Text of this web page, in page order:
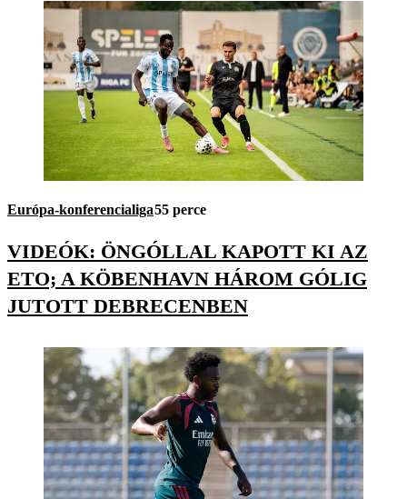
Európa-konferencialiga55 perce
VIDEÓK: ÖNGÓLLAL KAPOTT KI AZ
ETO; A KÖBENHAVN HÁROM GÓLIG
JUTOTT DEBRECENBEN